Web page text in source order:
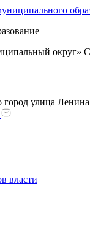
округ»
город улица
власти